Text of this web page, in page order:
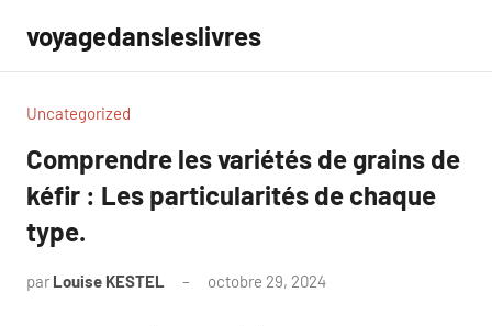
contenu
voyagedansleslivres
Uncategorized
Comprendre les variétés de grains de
kéfir : Les particularités de chaque
type.
par Louise KESTEL octobre 29, 2024